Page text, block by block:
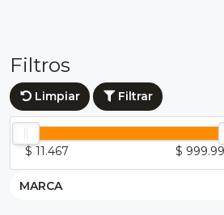
Filtros
Limpiar Filtrar
$ 11.467 $
MARCA